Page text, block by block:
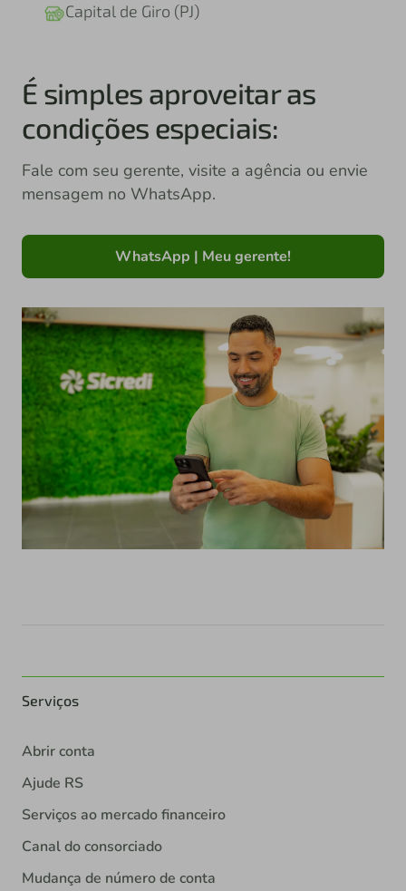
Capital de Giro (PJ)
É simples aproveitar as
condições especiais:
Fale com seu gerente, visite a agência ou envie
mensagem no WhatsApp.
WhatsApp | Meu gerente!
Serviços
Abrir conta
Ajude RS
Serviços ao mercado financeiro
Canal do consorciado
Mudança de número de conta